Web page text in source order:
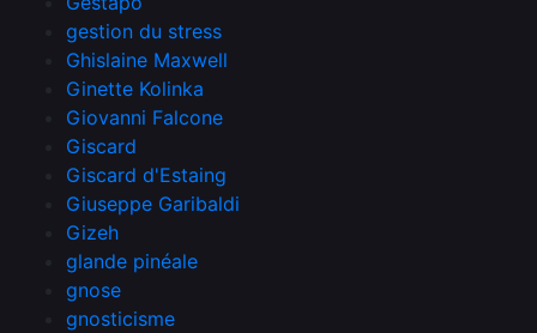
gestion du stress
Ghislaine Maxwell
Ginette Kolinka
Giovanni Falcone
Giscard
Giscard d'Estaing
Giuseppe Garibaldi
Gizeh
glande pinéale
gnose
gnosticisme